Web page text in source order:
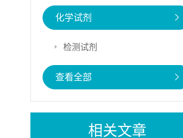
化学试剂
检测试剂
查看全部
相关文章